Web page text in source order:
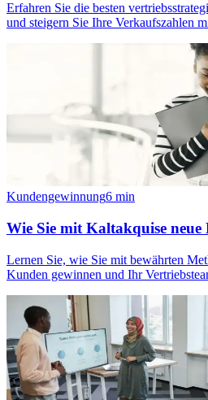
Erfahren Sie die besten
und steigern Sie Ihre Verkaufszahlen
Kundengewinnung6 min
Wie Sie mit Kaltakquise neue
Lernen Sie, wie Sie mit bewährten
Kunden gewinnen und Ihr